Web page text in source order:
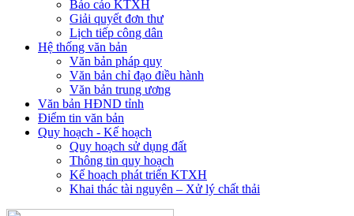
Báo cáo KTXH
Giải quyết đơn thư
Lịch tiếp công dân
Hệ thống văn bản
Văn bản pháp quy
Văn bản chỉ đạo điều hành
Văn bản trung ương
Văn bản HĐND tỉnh
Điểm tin văn bản
Quy hoạch - Kế hoạch
Quy hoạch sử dụng đất
Thông tin quy hoạch
Kế hoạch phát triển KTXH
Khai thác tài nguyên – Xử lý chất thải